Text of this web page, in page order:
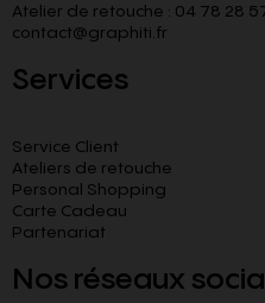
Atelier de retouche : 04 78 28
contact@graphiti.fr
Services
Service Client
Ateliers de retouche
Personal Shopping
Carte Cadeau
Partenariat
Nos réseaux